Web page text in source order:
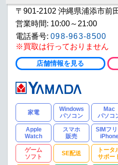
〒901-2102 沖縄県浦添市前
営業時間: 10:00～21:00
電話番号: 098-963-8500
※買取は行っておりません
店舗情報を見る
家電
Windows
パソコン
Mac
パソコ
Apple
Watch
スマホ
販売
SIMフ
ゲーム
ソフト
SE配送
トータ
サポー